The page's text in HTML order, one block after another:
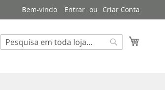
Bem-vindo Entrar Criar Conta
Pesquisa